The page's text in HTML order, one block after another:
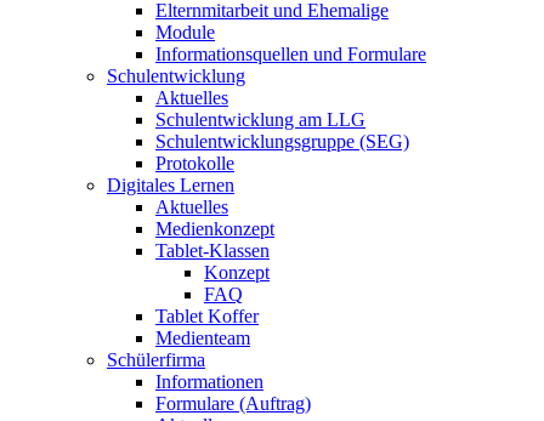
Elternmitarbeit und Ehemalige
Module
Informationsquellen und Formulare
Schulentwicklung
Aktuelles
Schulentwicklung am LLG
Schulentwicklungsgruppe (SEG)
Protokolle
Digitales Lernen
Aktuelles
Medienkonzept
Tablet-Klassen
Konzept
FAQ
Tablet Koffer
Medienteam
Schülerfirma
Informationen
Formulare (Auftrag)